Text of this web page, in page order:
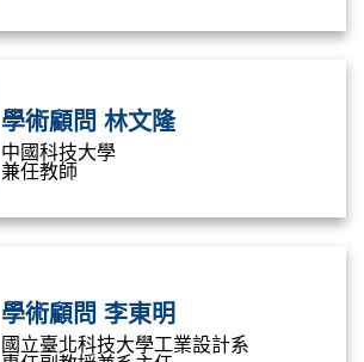
學術顧問 林文隆
中國科技大學
兼任教師
學術顧問 李東明
國立臺北科技大學工業設計系